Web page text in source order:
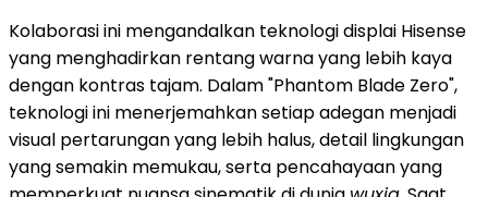
Kolaborasi ini mengandalkan teknologi displai Hisense
yang menghadirkan rentang warna yang lebih kaya
dengan kontras tajam. Dalam "Phantom Blade Zero",
teknologi ini menerjemahkan setiap adegan menjadi
visual pertarungan yang lebih halus, detail lingkungan
yang semakin memukau, serta pencahayaan yang